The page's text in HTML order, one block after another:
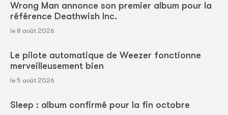
Wrong Man annonce son premier album pour la
référence Deathwish Inc.
le 8 août 2026
Le pilote automatique de Weezer fonctionne
merveilleusement bien
le 5 août 2026
Sleep : album confirmé pour la fin octobre